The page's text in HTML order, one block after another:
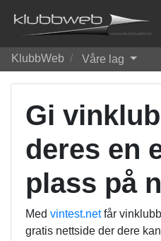
KlubbWeb Våre lag
Gi
deres en
plass på
Med vintest.netfår
gratis nettside der dere